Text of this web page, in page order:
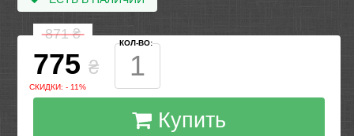
871₴
775 ₴
СКИДКИ: - 11%
КОЛ-ВО:
Купить